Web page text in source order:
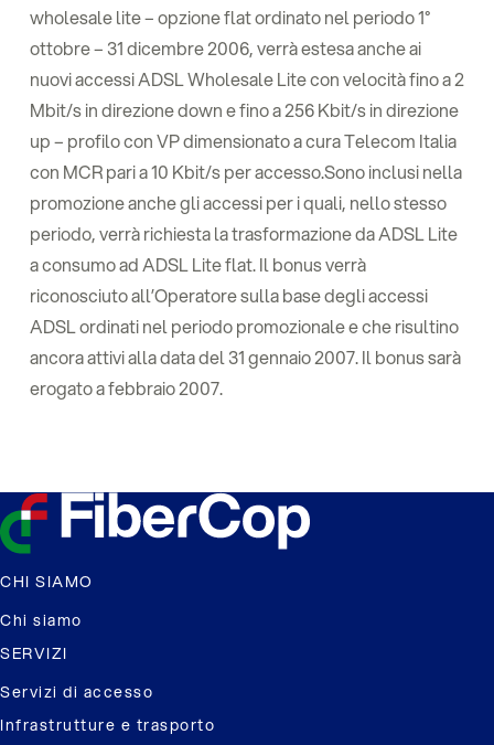
wholesale lite – opzione flat ordinato nel periodo 1°
ottobre – 31 dicembre 2006, verrà estesa anche ai
nuovi accessi ADSL Wholesale Lite con velocità fino a 2
Mbit/s in direzione down e fino a 256 Kbit/s in direzione
up – profilo con VP dimensionato a cura Telecom Italia
con MCR pari a 10 Kbit/s per accesso.Sono inclusi nella
promozione anche gli accessi per i quali, nello stesso
periodo, verrà richiesta la trasformazione da ADSL Lite
a consumo ad ADSL Lite flat. Il bonus verrà
riconosciuto all’Operatore sulla base degli accessi
ADSL ordinati nel periodo promozionale e che risultino
ancora attivi alla data del 31 gennaio 2007. Il bonus sarà
erogato a febbraio 2007.
CHI SIAMO
Chi siamo
SERVIZI
Servizi di accesso
Infrastrutture e trasporto